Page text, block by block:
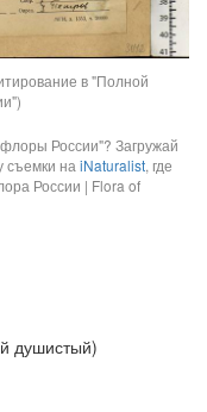
в "Полной
России"? Загружай
съемки на iNaturalist, где
России | Flora of
душистый)